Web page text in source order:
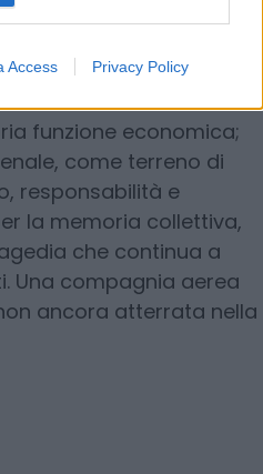
Access Privacy Policy
per il diritto societario,
“residuale”
funzione economica;
come terreno di
responsabilità e
la memoria collettiva,
che continua a
Una compagnia aerea
ancora atterrata nella